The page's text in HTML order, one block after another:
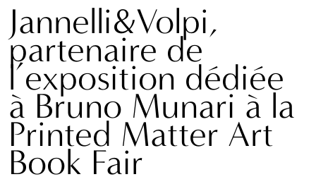
BRAND
PROJETS
ABOUT
NEWS
Jannelli&Volpi,
partenaire de
l’exposition dédiée
à Bruno Munari à la
Printed Matter Art
Book Fair